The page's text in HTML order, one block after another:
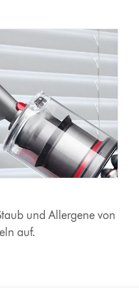
und Allergene von
auf.